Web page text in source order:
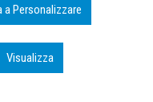
Personalizza
Visualizza